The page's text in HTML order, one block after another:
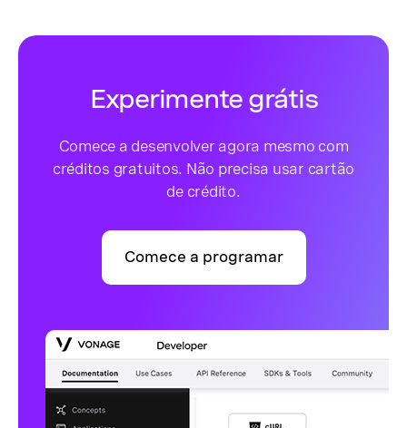
Experimente grátis
Comece a desenvolver agora mesmo com
créditos gratuitos. Não precisa usar cartão
de crédito.
Comece a programar